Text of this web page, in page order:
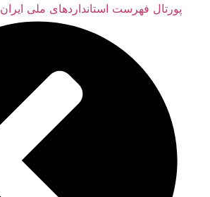
پورتال فهرست استانداردهای ملی ایران